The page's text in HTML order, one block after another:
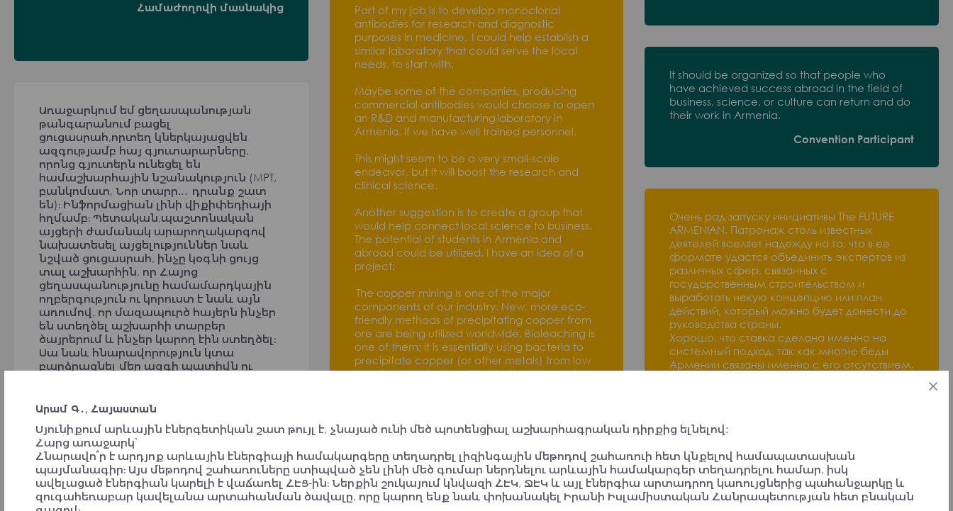
Համաժողովի մասնակից
Part of my job is to develop monoclonal
antibodies for research and diagnostic
purposes in medicine. I could help establish a
similar laboratory that could serve the local
needs, to start with.
Maybe some of the companies, producing
commercial antibodies would choose to open
an R&D and manufacturing laboratory in
Armenia, if we have well trained personnel.
This might seem to be a very small-scale
endeavor, but it will boost the research and
clinical science.
Another suggestion is to create a group that
would help connect local science to business.
The potential of students in Armenia and
abroad could be utilized. I have an idea of a
project:
The copper mining is one of the major
components of our industry. New, more eco-
friendly methods of precipitating copper from
ore are being utilized worldwide. Bioleaching is
one of them; it is essentially using bacteria to
precipitate copper (or other metals) from low
metal containing ore. Usually, the companies
(please see the reference below) have
Kapan that can efficiently be used for this
purpose. We could use student engineers to
create bioreactors for mining copper from
leftover ore by bioleaching, thus employing
It should be organized so that people who
have achieved success abroad in the field of
business, science, or culture can return and do
their work in Armenia.
Convention Participant
Առաջարկում եմ ցեղասպանության
թանգարանում բացել
ցուցասրահ,որտեղ կներկայացվեն
ազգությամբ հայ գյուտարարները,
որոնց գյուտերն ունեցել են
համաշխարհային նշանակություն (МРТ,
բանկոմատ, Նոր տարր..․ դրանք շատ
են)։ Ինֆորմացիան լինի վիքիփեդիայի
հղմամբ։ Պետական,պաշտոնական
այցերի ժամանակ արարողակարգով
նախատեսել այցելություններ նաև
նշված ցուցասրահ, ինչը կօգնի ցույց
տալ աշխարհին, որ Հայոց
ցեղասպանությունը համամարդկային
ողբերգություն ու կորուստ է նաև այն
առումով, որ մազապուրծ հայերն ինչեր
են ստեղծել աշխարհի տարբեր
ծայրերում և ինչեր կարող էին ստեղծել։
Սա նաև հնարավորություն կտա
բարձրացնել մեր ազգի պատիվն ու
Արգամ Ց․, Հայաստան
Signatory
Очень рад запуску инициативы The FUTURE
ARMENIAN. Патронаж столь известных
деятелей вселяет надежду на то, что в ее
формате удастся объединить экспертов из
различных сфер, связанных с
государственным строительством и
выработать некую концепцию или план
действий, который можно будет донести до
руководства страны.
Хорошо, что ставка сделана именно на
системный подход, так как многие беды
Армении связаны именно с его отсутствием.
Например, ""Историческая ответственность""
история состоит не только из Геноцида.
Плюс, этот пункт фактически дублирует
""Сохранение наследия"".
Вообще, мне показалось, что цели
Արամ Գ․, Հայաստան
Սյունիքում արևային էներգետիկան շատ թույլ է, չնայած ունի մեծ պոտենցիալ աշխարհագրական դիրքից ելնելով:
Հարց առաջարկ՝
Հնարավո՞ր է արդյոք արևային էներգիայի համակարգերը տեղադրել լիզինգային մեթոդով շահառուի հետ կնքելով համապատասխան
պայմանագիր։ Այս մեթոդով շահառուները ստիպված չեն լինի մեծ գումար ներդնելու արևային համակարգեր տեղադրելու համար, իսկ
ավելացած էներգիան կարելի է վաճառել ՀԷՑ-ին։ Ներքին շուկայում կնվազի ՀԷԿ, ՋԷԿ և այլ էներգիա արտադրող կառույցներից պահանջարկը և
զուգահեռաբար կավելանա արտահանման ծավալը, որը կարող ենք նաև փոխանակել Իրանի Իսլամիստական Հանրապետության հետ բնական